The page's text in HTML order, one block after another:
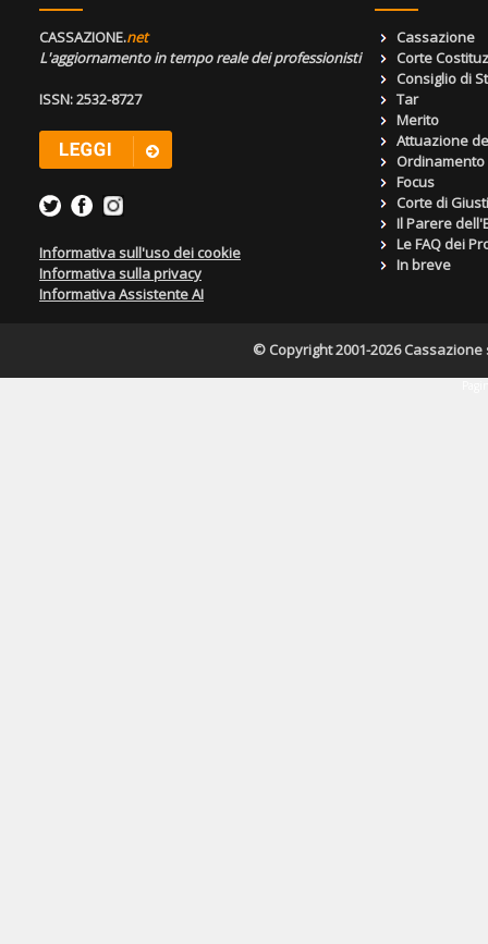
CASSAZIONE.net
L'aggiornamento in tempo reale dei professionisti
ISSN: 2532-8727
Informativa sull'uso dei cookie
Informativa sulla privacy
Informativa Assistente AI
Cassazione
Corte
Consiglio di
Tar
Merito
Attuazione
Focus
Corte di
Il Parere
Le FAQ dei
In breve
© Copyright 2001-2026 Cassazione